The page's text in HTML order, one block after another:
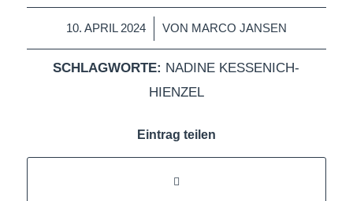
10. APRIL 2024
/ VON MARCO JANSEN
SCHLAGWORTE: NADINE KESSENICH-
HIENZEL
Eintrag teilen